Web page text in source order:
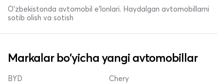
O'zbekistonda avtomobil e’lonlari. Haydalgan avtomobillarni
sotib olish va sotish
Markalar bo'yicha yangi avtomobillar
BYD Chery